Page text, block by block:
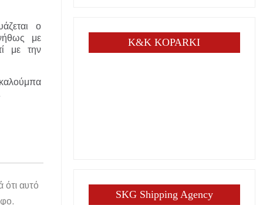
ο
με
με την
αυτό
K&K KOPARKI
SKG Shipping Agency